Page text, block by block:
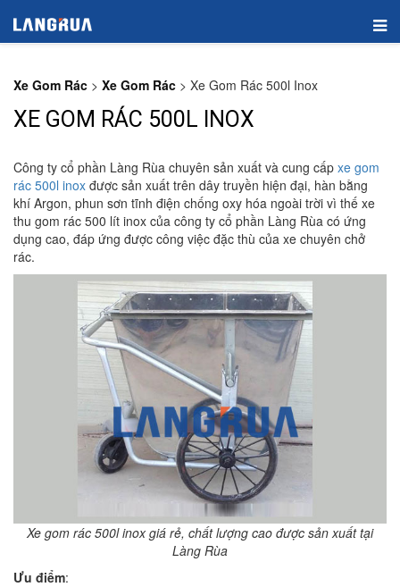
Xe Gom Rác > Xe Gom Rác > Xe Gom Rác 500l Inox
XE GOM RÁC 500L INOX
Công ty cổ phần Làng Rùa chuyên sản xuất và cung cấp xe gom
rác 500l inox được sản xuất trên dây truyền hiện đại, hàn bằng
khí Argon, phun sơn tĩnh điện chống oxy hóa ngoài trời vì thế xe
thu gom rác 500 lít inox của công ty cổ phần Làng Rùa có ứng
dụng cao, đáp ứng được công việc đặc thù của xe chuyên chở
rác.
Xe gom rác 500l inox giá rẻ, chất lượng cao được sản xuất tại
Làng Rùa
Ưu điểm: